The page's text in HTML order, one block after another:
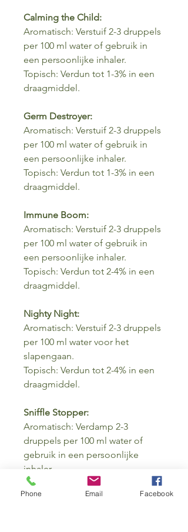
Calming the Child:
Aromatisch: Verstuif 2-3 druppels
per 100 ml water of gebruik in
een persoonlijke inhaler.
Topisch: Verdun tot 1-3% in een
draagmiddel.
Germ Destroyer:
Aromatisch: Verstuif 2-3 druppels
per 100 ml water of gebruik in
een persoonlijke inhaler.
Topisch: Verdun tot 1-3% in een
draagmiddel.
Immune Boom:
Aromatisch: Verstuif 2-3 druppels
per 100 ml water of gebruik in
een persoonlijke inhaler.
Topisch: Verdun tot 2-4% in een
draagmiddel.
Nighty Night:
Aromatisch: Verstuif 2-3 druppels
per 100 ml water voor het
slapengaan.
Topisch: Verdun tot 2-4% in een
draagmiddel.
Sniffle Stopper:
Aromatisch: Verdamp 2-3
druppels per 100 ml water of
gebruik in een persoonlijke
inhaler.
Topisch: Verdun tot 3-5% in een
drager en breng aan op de borst
Phone Email Facebook